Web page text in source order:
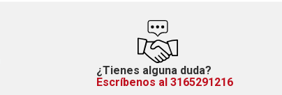
¿Tienes alguna duda?
Escríbenos al 3165291216